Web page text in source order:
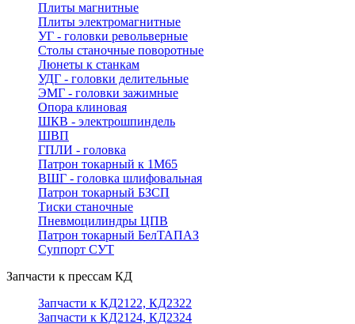
Плиты магнитные
Плиты электромагнитные
УГ - головки револьверные
Столы станочные поворотные
Люнеты к станкам
УДГ - головки делительные
ЭМГ - головки зажимные
Опора клиновая
ШКВ - электрошпиндель
ШВП
ГПЛИ - головка
Патрон токарный к 1М65
ВШГ - головка шлифовальная
Патрон токарный БЗСП
Тиски станочные
Пневмоцилиндры ЦПВ
Патрон токарный БелТАПАЗ
Суппорт СУТ
Запчасти к прессам КД
Запчасти к КД2122, КД2322
Запчасти к КД2124, КД2324